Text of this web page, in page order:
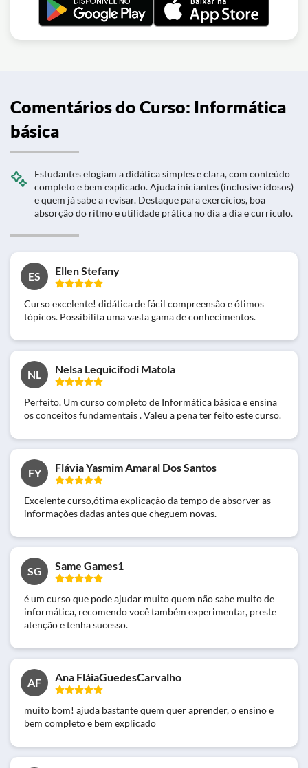
Comentários do Curso: Informática
básica
Estudantes elogiam a didática simples e clara, com conteúdo
completo e bem explicado. Ajuda iniciantes (inclusive idosos)
e quem já sabe a revisar. Destaque para exercícios, boa
absorção do ritmo e utilidade prática no dia a dia e currículo.
ES Ellen Stefany
Curso excelente! didática de fácil compreensão e ótimos
tópicos. Possibilita uma vasta gama de conhecimentos.
NL Nelsa Lequicifodi Matola
Perfeito. Um curso completo de Informática básica e ensina
os conceitos fundamentais . Valeu a pena ter feito este curso.
FY Flávia Yasmim Amaral Dos Santos
Excelente curso,ótima explicação da tempo de absorver as
informações dadas antes que cheguem novas.
SG Same Games1
é um curso que pode ajudar muito quem não sabe muito de
informática, recomendo você também experimentar, preste
atenção e tenha sucesso.
AF Ana FláiaGuedesCarvalho
muito bom! ajuda bastante quem quer aprender, o ensino e
bem completo e bem explicado